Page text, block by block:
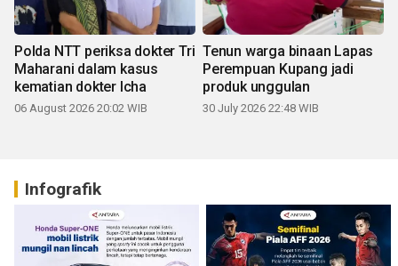
Polda NTT periksa dokter Tri
Maharani dalam kasus
kematian dokter Icha
06 August 2026 20:02 WIB
Tenun warga binaan Lapas
Perempuan Kupang jadi
produk unggulan
30 July 2026 22:48 WIB
Infografik